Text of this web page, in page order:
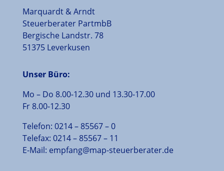
Marquardt & Arndt
Steuerberater PartmbB
Bergische Landstr. 78
51375 Leverkusen
Unser Büro:
Mo – Do 8.00-12.30 und 13.30-17.00
Fr 8.00-12.30
Telefon: 0214–85567–0
Telefax: 0214–85567–11
E-Mail: empfang@map-steuerberater.de